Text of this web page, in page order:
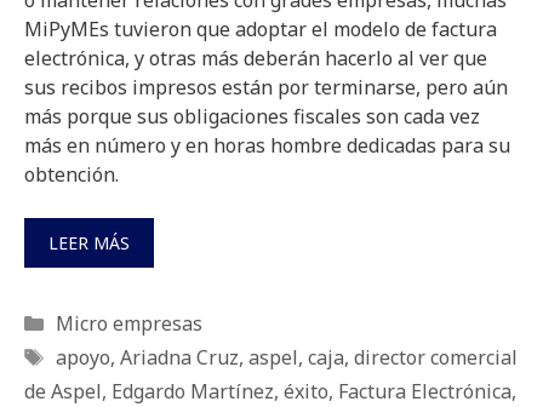
MiPyMEs tuvieron que adoptar el modelo de factura
electrónica, y otras más deberán hacerlo al ver que
sus recibos impresos están por terminarse, pero aún
más porque sus obligaciones fiscales son cada vez
más en número y en horas hombre dedicadas para su
obtención.
LEER MÁS
Categorías
Micro empresas
Etiquetas
apoyo, Ariadna Cruz, aspel, caja, director comercial
de Aspel, Edgardo Martínez, éxito, Factura Electrónica,